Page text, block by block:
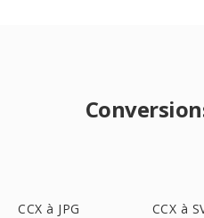
CCX à JPG CCX à